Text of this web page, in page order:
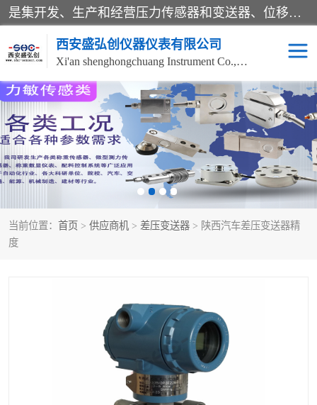
是集开发、生产和经营压力传感器和变送器、位移传感器和变送器、流量传感器和变送器、称重传感器和变送器、测力传感器和变送器、温湿度传感器和变送器、扭矩传感器、智能数显控制仪表等产品的化高新技术企业。
西安盛弘创仪器仪表有限公司
Xi'an shenghongchuang Instrument Co., Ltd
当前位置： 首页 > 供应商机 > 差压变送器 > 陕西汽车差压变送器精
度
称重传感器 超声波流量计
压力变送器 通用型压力变送器
流量计
位移传感器 差压变送器